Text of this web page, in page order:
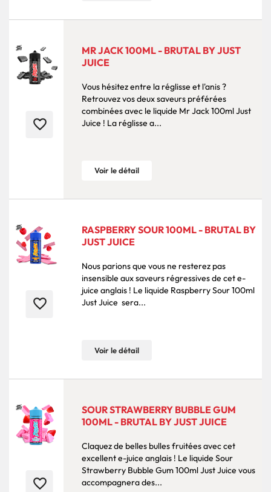
favorite_border
MR JACK 100ML - BRUTAL BY JUST
JUICE
Vous hésitez entre la réglisse et l'anis ?
Retrouvez vos deux saveurs préférées
combinées avec le liquide Mr Jack 100ml Just
Juice ! La réglisse a...
Voir le détail
favorite_border
RASPBERRY SOUR 100ML - BRUTAL BY
JUST JUICE
Nous parions que vous ne resterez pas
insensible aux saveurs régressives de cet e-
juice anglais ! Le liquide Raspberry Sour 100ml
Just Juice sera...
Voir le détail
favorite_border
SOUR STRAWBERRY BUBBLE GUM
100ML - BRUTAL BY JUST JUICE
Claquez de belles bulles fruitées avec cet
excellent e-juice anglais ! Le liquide Sour
Strawberry Bubble Gum 100ml Just Juice vous
accompagnera des...